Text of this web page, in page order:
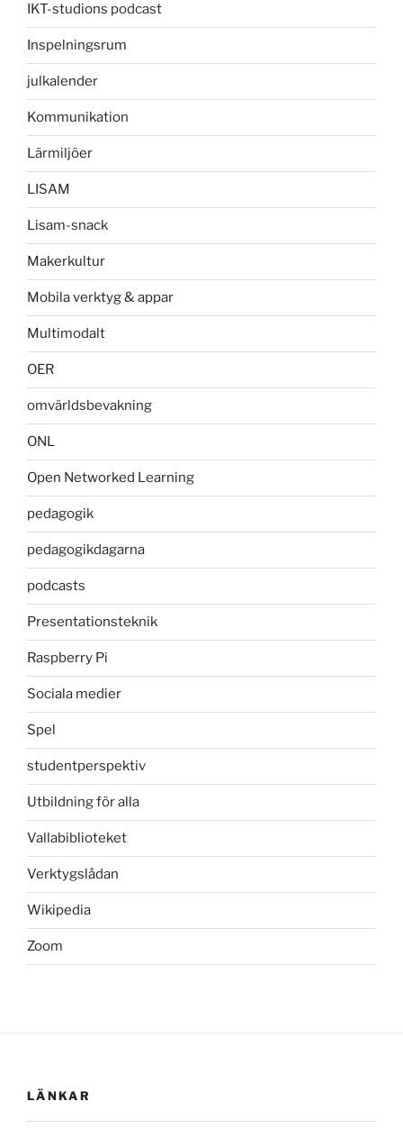
IKT-studions podcast
Inspelningsrum
julkalender
Kommunikation
Lärmiljöer
LISAM
Lisam-snack
Makerkultur
Mobila verktyg & appar
Multimodalt
OER
omvärldsbevakning
ONL
Open Networked Learning
pedagogik
pedagogikdagarna
podcasts
Presentationsteknik
Raspberry Pi
Sociala medier
Spel
studentperspektiv
Utbildning för alla
Vallabiblioteket
Verktygslådan
Wikipedia
Zoom
LÄNKAR